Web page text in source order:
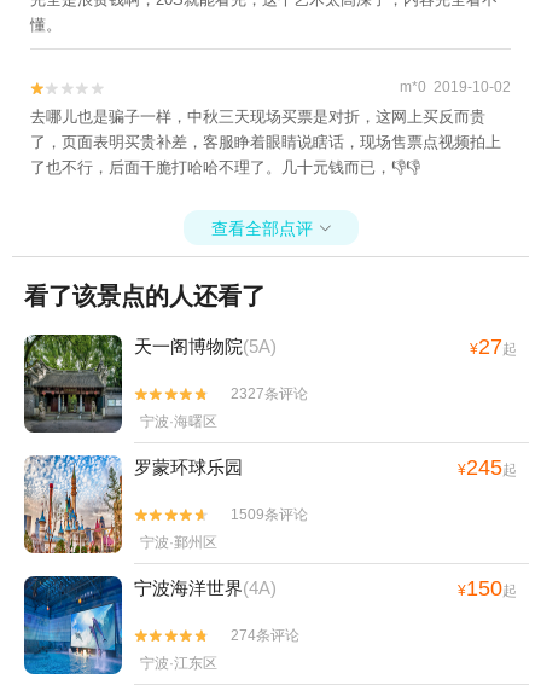
懂。

 m*0 2019-10-02
去哪儿也是骗子一样，中秋三天现场买票是对折，这网上买反而贵
了，页面表明买贵补差，客服睁着眼睛说瞎话，现场售票点视频拍上
了也不行，后面干脆打哈哈不理了。几十元钱而已，👎👎
查看全部点评 
看了该景点的人还看了
天一阁博物院(5A) ¥27起


2327条评论
宁波·海曙区
罗蒙环球乐园 ¥245起


1509条评论
宁波·鄞州区
宁波海洋世界(4A) ¥150起


274条评论
宁波·江东区